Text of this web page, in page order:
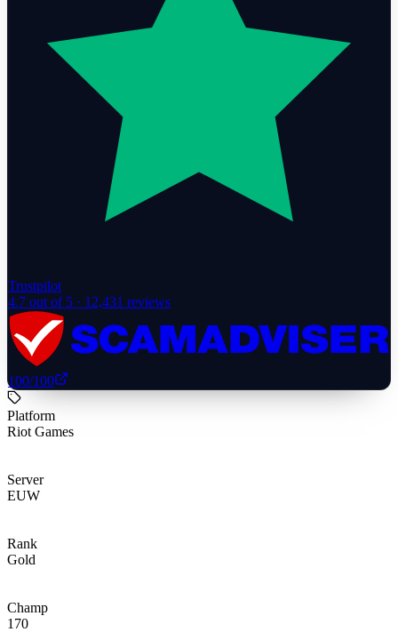
Trustpilot
4.7 out of 5 · 12,431 reviews
100/100
Platform
Riot Games
Server
EUW
Rank
Gold
Champ
170